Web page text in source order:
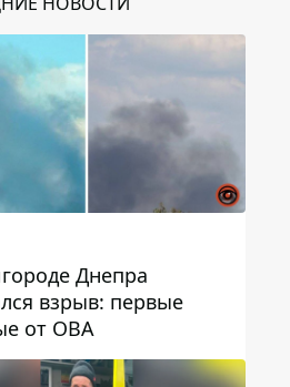
Днепра
взрыв: первые
от ОВА